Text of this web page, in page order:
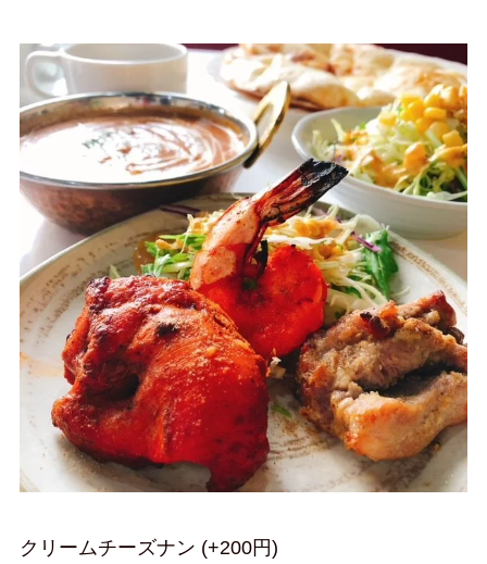
クリームチーズナン (+200円)